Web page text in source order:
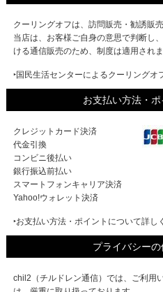
クーリングオフは、訪問販売・勧誘販
当店は、お客様ご自身の意思で判断し
ける通信販売のため、制度は適用され
‣国民生活センターによるクーリングオ
お支払い方法・
クレジットカード決済
代金引換
コンビニ後払い
銀行振込前払い
スマートフォンキャリア決済
Yahoo!ウォレット決済
‣お支払い方法・ポイントについて詳し
プライバシー
chil2（チルドレン通信）では、ご利用